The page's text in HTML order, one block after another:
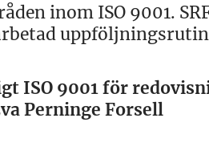
inom ISO 9001.
ISO 9001 för
Perninge Forsell